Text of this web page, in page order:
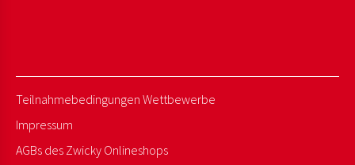
Teilnahmebedingungen Wettbewerbe
Impressum
AGBs des Zwicky Onlineshops